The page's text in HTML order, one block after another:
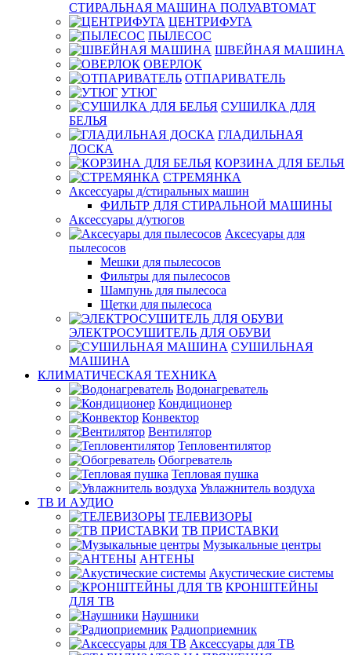
СТИРАЛЬНАЯ МАШИНА ПОЛУАВТОМАТ
ЦЕНТРИФУГА
ПЫЛЕСОС
ШВЕЙНАЯ МАШИНА
ОВЕРЛОК
ОТПАРИВАТЕЛЬ
УТЮГ
СУШИЛКА ДЛЯ
БЕЛЬЯ
ГЛАДИЛЬНАЯ
ДОСКА
КОРЗИНА ДЛЯ БЕЛЬЯ
СТРЕМЯНКА
Аксессуары д/стиральных машин
ФИЛЬТР ДЛЯ СТИРАЛЬНОЙ МАШИНЫ
Аксессуары д/утюгов
Аксесуары для
пылесосов
Мешки для пылесосов
Фильтры для пылесосов
Шампунь для пылесоса
Щетки для пылесоса
ЭЛЕКТРОСУШИТЕЛЬ ДЛЯ ОБУВИ
СУШИЛЬНАЯ
МАШИНА
КЛИМАТИЧЕСКАЯ ТЕХНИКА
Водонагреватель
Кондиционер
Конвектор
Вентилятор
Тепловентилятор
Обогреватель
Тепловая пушка
Увлажнитель воздуха
ТВ И AУДИО
ТЕЛЕВИЗОРЫ
ТВ ПРИСТАВКИ
Музыкальные центры
АНТЕНЫ
Акустические системы
КРОНШТЕЙНЫ
ДЛЯ ТВ
Наушники
Радиоприемник
Аксессуары для ТВ